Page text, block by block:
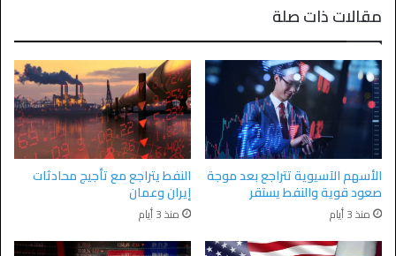
مقالات ذات صلة
الأسهم الآسيوية تتراجع بعد موجة
صعود قوية والنفط يستقر
منذ 3 أيام
النفط يتراجع مع تأجيج محادثات
إيران وعمان
منذ 3 أيام